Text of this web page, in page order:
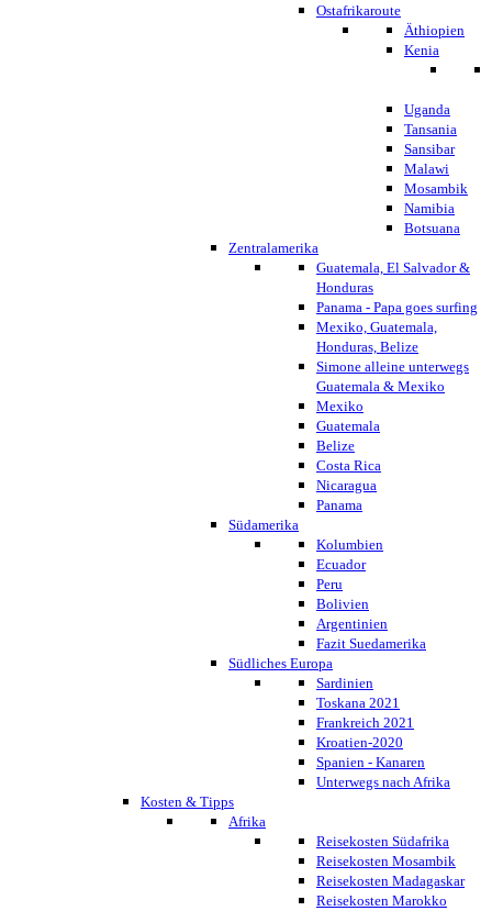
Ostafrikaroute
Äthiopien
Kenia
Uganda
Tansania
Sansibar
Malawi
Mosambik
Namibia
Botsuana
Zentralamerika
Guatemala, El Salvador &
Honduras
Panama - Papa goes surfing
Mexiko, Guatemala,
Honduras, Belize
Simone alleine unterwegs
Guatemala & Mexiko
Mexiko
Guatemala
Belize
Costa Rica
Nicaragua
Panama
Südamerika
Kolumbien
Ecuador
Peru
Bolivien
Argentinien
Fazit Suedamerika
Südliches Europa
Sardinien
Toskana 2021
Frankreich 2021
Kroatien-2020
Spanien - Kanaren
Unterwegs nach Afrika
Kosten & Tipps
Afrika
Reisekosten Südafrika
Reisekosten Mosambik
Reisekosten Madagaskar
Reisekosten Marokko